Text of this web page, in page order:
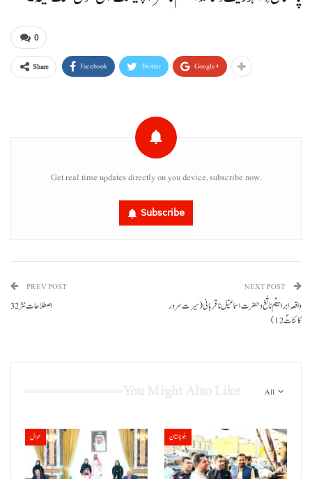
0
Share Facebook Twitter Google+
Get real time updates directly on you device, subscribe now.
Subscribe
PREV POST
اصطلاحات نثر 32
NEXT POST
واقعہ ابراہیؑم نا تُغ و حضرت اسماعیؑل نا قربانی (سیرت سرور
کائناتؐ 12)
All
حوال بلوچستان